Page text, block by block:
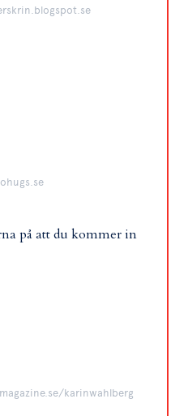
på att du kommer in
karinwahlberg